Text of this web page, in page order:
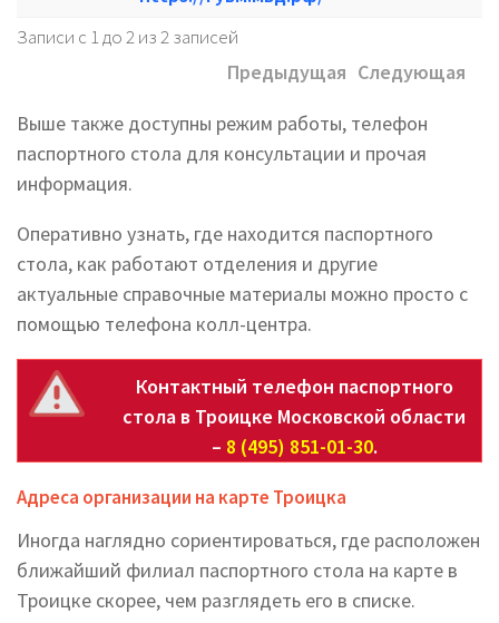
Записи с 1 до 2 из 2 записей
Предыдущая Следующая
Выше также доступны режим работы, телефон
паспортного стола для консультации и прочая
информация.
Оперативно узнать, где находится паспортного
стола, как работают отделения и другие
актуальные справочные материалы можно просто с
помощью телефона колл-центра.
Контактный телефон паспортного
стола в Троицке Московской области
– 8 (495) 851-01-30.
Адреса организации на карте Троицка
Иногда наглядно сориентироваться, где расположен
ближайший филиал паспортного стола на карте в
Троицке скорее, чем разглядеть его в списке.